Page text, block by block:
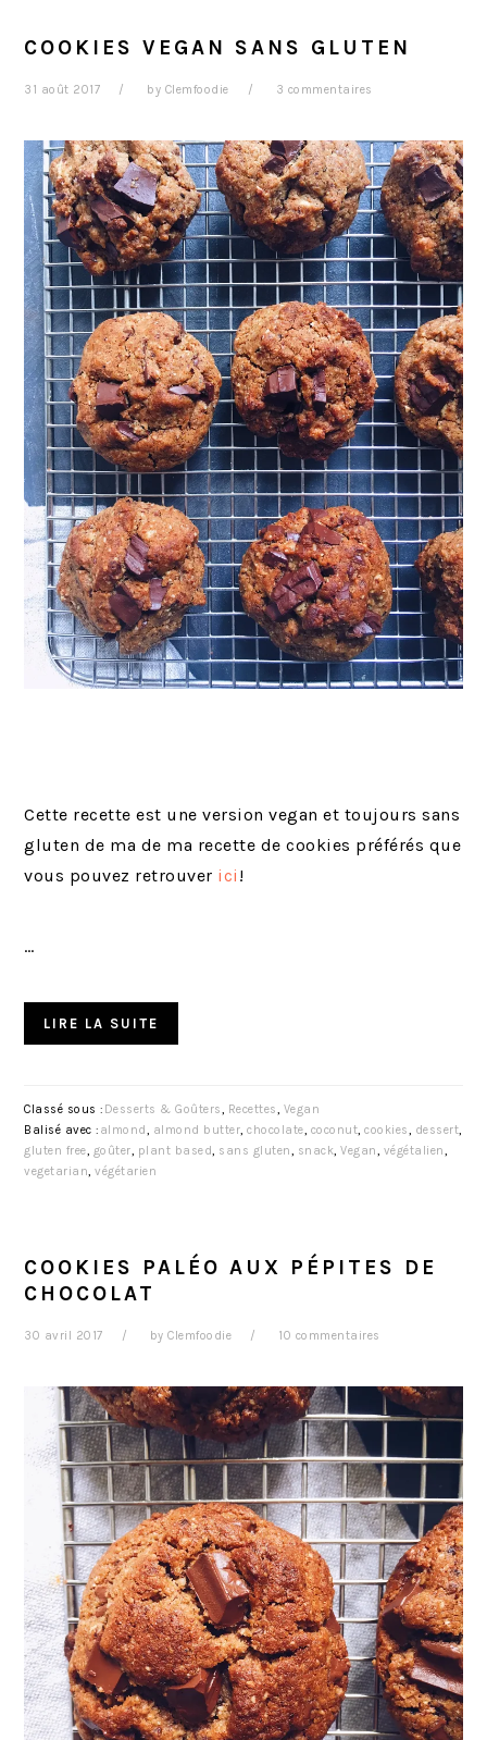
COOKIES VEGAN SANS GLUTEN
31 août 2017 by Clemfoodie 3 commentaires
Cette recette est une version vegan et toujours sans
gluten de ma de ma recette de cookies préférés que
vous pouvez retrouver ici !
…
LIRE LA SUITE
Classé sous : Desserts & Goûters, Recettes, Vegan
Balisé avec : almond, almond butter,chocolate, coconut,cookies, dessert,
gluten free, goûter, plant based, sans gluten, snack,Vegan, végétalien,
vegetarian,végétarien
COOKIES PALÉO AUX PÉPITES DE
CHOCOLAT
30 avril 2017 byClemfoodie 10 commentaires